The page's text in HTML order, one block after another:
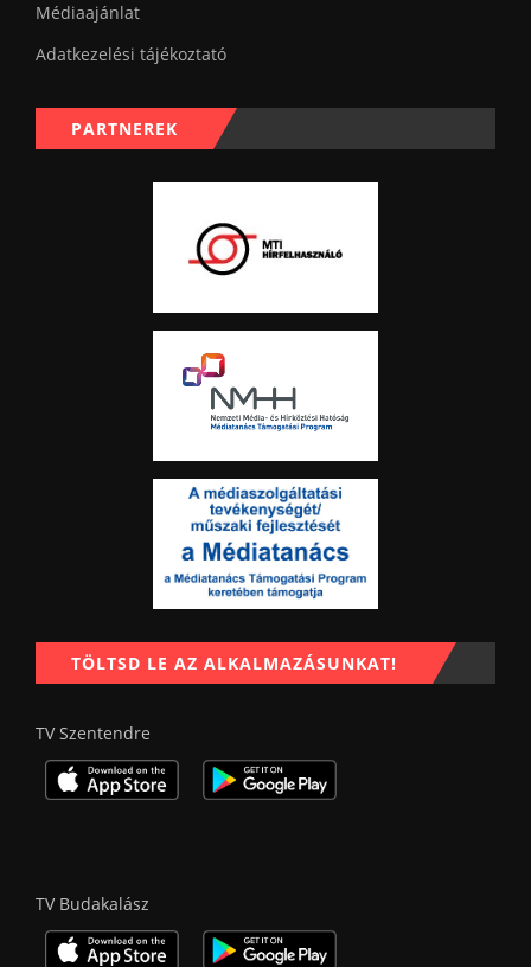
Médiaajánlat
Adatkezelési tájékoztató
PARTNEREK
TÖLTSD LE AZ ALKALMAZÁSUNKAT!
TV Szentendre
TV Budakalász